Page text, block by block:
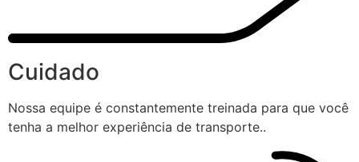
Cuidado
Nossa equipe é constantemente treinada para que você
tenha a melhor experiência de transporte..